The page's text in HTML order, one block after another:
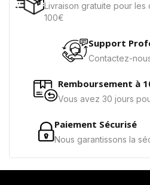
Livraison gratuite pour les
100€
Support
Contactez-
Remboursement à
Vous avez 30 jours
Paiement Sécurisé
Nous garantissons la